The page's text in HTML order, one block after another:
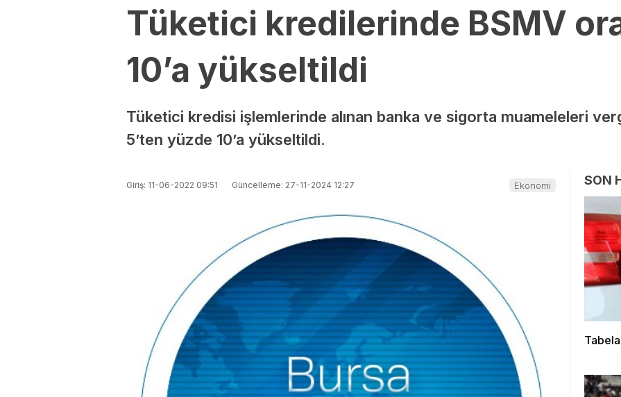
Tüketici kredilerinde BSMV
10’a yükseltildi
Tüketici kredisi işlemlerinde alınan banka ve sigorta muameleleri
5’ten yüzde 10’a yükseltildi.
Giriş: 11-06-2022 09:51 Güncelleme: 27-11-2024 12:27 Ekonomi SON